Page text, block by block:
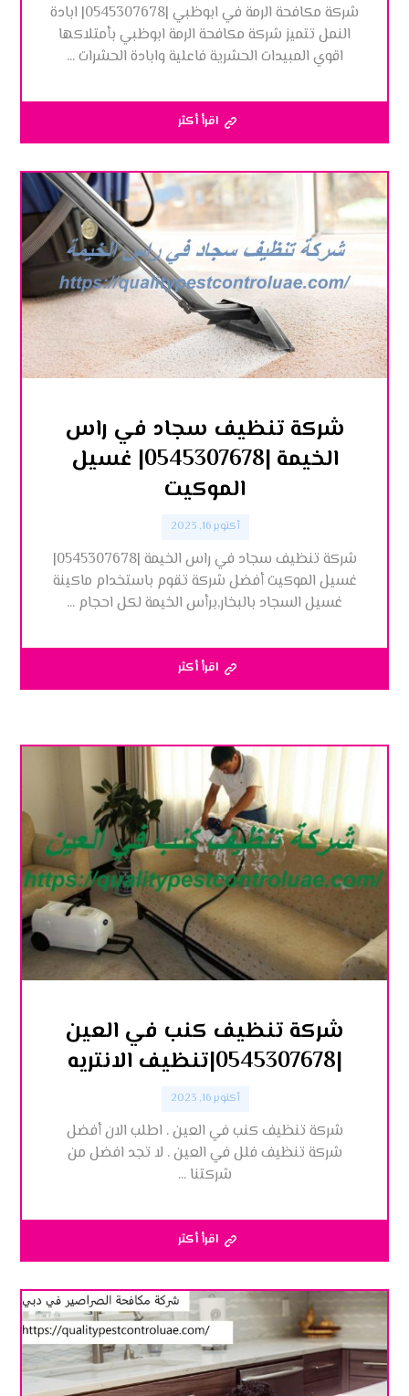
شركة مكافحة الرمة في ابوظبي |0545307678| ابادة
النمل تتميز شركة مكافحة الرمة ابوظبي بأمتلاكها
اقوي المبيدات الحشرية فاعلية وابادة الحشرات ...
اقرأ أكثر
شركة تنظيف سجاد في راس
الخيمة |0545307678| غسيل
الموكيت
أكتوبر 16, 2023
شركة تنظيف سجاد في راس الخيمة |0545307678|
غسيل الموكيت أفضل شركة تقوم باستخدام ماكينة
غسيل السجاد بالبخار,برأس الخيمة لكل احجام ...
اقرأ أكثر
شركة تنظيف كنب في العين
|0545307678|تنظيف الانتريه
أكتوبر 16, 2023
شركة تنظيف كنب في العين . اطلب الان أفضل
شركة تنظيف فلل في العين . لا تجد افضل من
شركتنا ...
اقرأ أكثر